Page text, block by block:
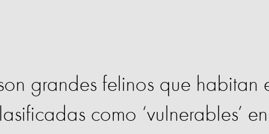
grandes felinos que habitan
como ‘vulnerables’ en